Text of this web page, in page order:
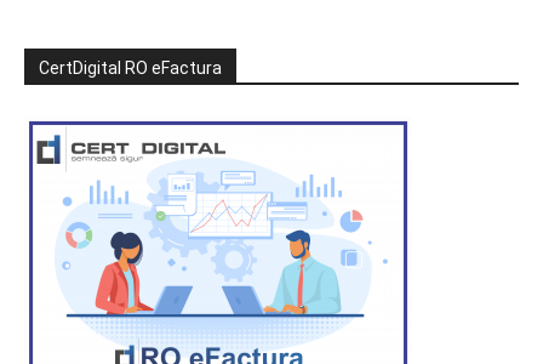
CertDigital RO eFactura